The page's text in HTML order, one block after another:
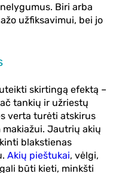
Biri arba
užfiksavimui, bei jo
skirtingą efektą –
tankių ir užriestų
verta turėti atskirus
Jautrių akių
blakstienas
Akių pieštukai, vėlgi,
būti kieti, minkšti